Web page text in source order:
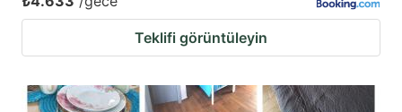
Teklifi görüntüleyin